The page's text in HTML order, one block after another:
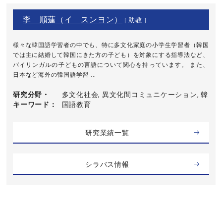
李 順蓮（イ スンヨン） [ 助教 ]
様々な韓国語学習者の中でも、特に多文化家庭の小学生学習者（韓国
では主に結婚して韓国にきた方の子ども）を対象にする指導法など、
バイリンガルの子どもの言語について関心を持っています。 また、
日本など海外の韓国語学習 ...
研究分野・
キーワード
多文化社会, 異文化間コミュニケーション, 韓
国語教育
研究業績一覧
シラバス情報